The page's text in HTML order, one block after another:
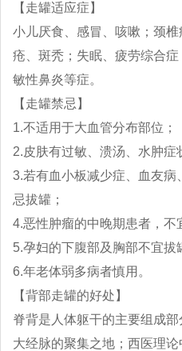
【走罐适应症】
小儿厌食、感冒、咳嗽；颈
疮、斑秃；失眠、疲劳综合
敏性鼻炎等症。
【走罐禁忌】
1.不适用于大血管分布部位；
2.皮肤有过敏、溃汤、水肿症
3.若有血小板减少症、血友
忌拔罐；
4.恶性肿瘤的中晚期患者，不
5.孕妇的下腹部及胸部不宜拔
6.年老体弱多病者慎用。
【背部走罐的好处】
脊背是人体躯干的主要组成
大经脉的聚集之地；西医理